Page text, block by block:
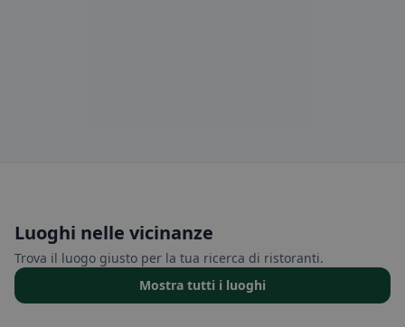
Luoghi nelle vicinanze
Trova il luogo giusto per la tua ricerca di ristoranti.
Mostra tutti i luoghi